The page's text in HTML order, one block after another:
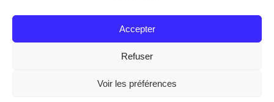
Accepter
Refuser
Voir les préférences
2014–2020
© 2026 . Realizzato con WordPress e con il tema